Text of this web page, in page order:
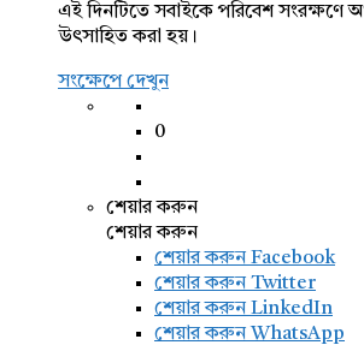
এই দিনটিতে সবাইকে পরিবেশ সংরক্ষণে
উৎসাহিত করা হয়।
সংক্ষেপে দেখুন
0
শেয়ার করুন
শেয়ার করুন
শেয়ার করুনFacebook
শেয়ার করুন Twitter
শেয়ার করুন LinkedIn
শেয়ার করুন WhatsApp